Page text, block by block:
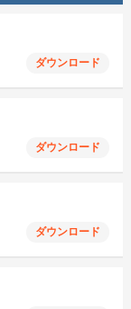
ダウンロード
ダウンロード
ダウンロード